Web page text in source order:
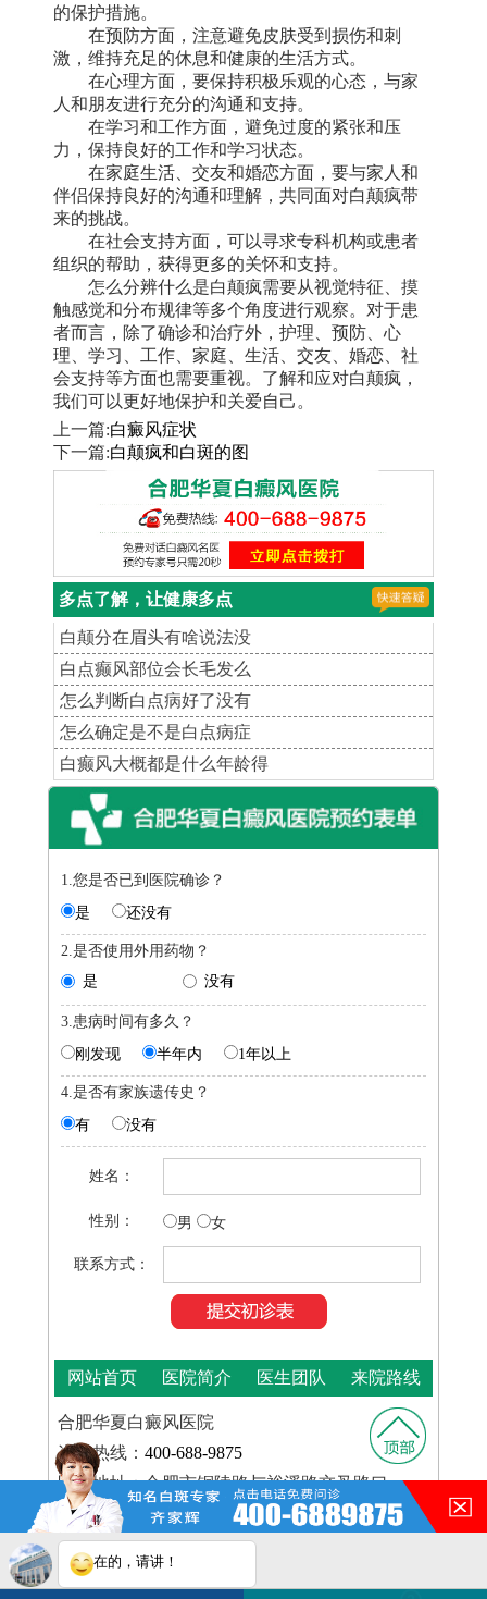
的保护措施。
在预防方面，注意避免皮肤受到损伤和刺
激，维持充足的休息和健康的生活方式。
在心理方面，要保持积极乐观的心态，与家
人和朋友进行充分的沟通和支持。
在学习和工作方面，避免过度的紧张和压
力，保持良好的工作和学习状态。
在家庭生活、交友和婚恋方面，要与家人和
伴侣保持良好的沟通和理解，共同面对白颠疯带
来的挑战。
在社会支持方面，可以寻求专科机构或患者
组织的帮助，获得更多的关怀和支持。
怎么分辨什么是白颠疯需要从视觉特征、摸
触感觉和分布规律等多个角度进行观察。对于患
者而言，除了确诊和治疗外，护理、预防、心
理、学习、工作、家庭、生活、交友、婚恋、社
会支持等方面也需要重视。了解和应对白颠疯，
我们可以更好地保护和关爱自己。
上一篇:白癜风症状
下一篇:白颠疯和白斑的图
多点了解，让健康多点
白颠分在眉头有啥说法没
白点癫风部位会长毛发么
怎么判断白点病好了没有
怎么确定是不是白点病症
白癫风大概都是什么年龄得
1.您是否已到医院确诊？
是
还没有
2.是否使用外用药物？
是
没有
3.患病时间有多久？
刚发现
半年内 1年以上
4.是否有家族遗传史？
有
没有
姓名：
性别： 男 女
联系方式：
网站首页 医院简介 医生团队 来院路线
合肥华夏白癜风医院
咨询热线： 400-688-9875
医院地址：合肥市铜陵路与裕溪路交叉路口
Copyright © 2025合肥华夏白癜风医院版权所有 皖ICP
备16014022号-11
皖公网安备 34010202600948号
在的，请讲！
您的白斑在什么部位？